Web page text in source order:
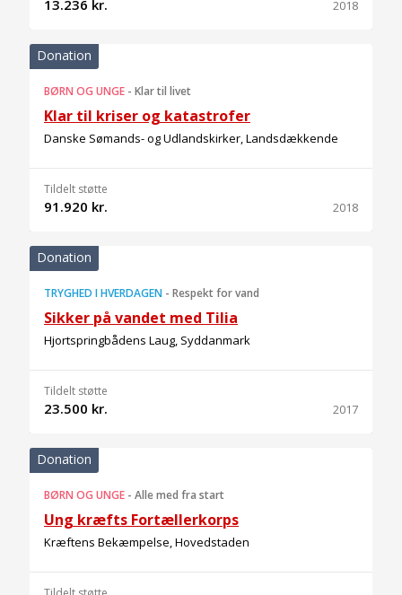
13.236 kr. 2018
Donation
BØRN OG UNGE - Klar til livet
Klar til kriser og katastrofer
Danske Sømands- og Udlandskirker, Landsdækkende
Tildelt støtte
91.920 kr. 2018
Donation
TRYGHED I HVERDAGEN - Respekt for vand
Sikker på vandet med Tilia
Hjortspringbådens Laug, Syddanmark
Tildelt støtte
23.500 kr. 2017
Donation
BØRN OG UNGE - Alle med fra start
Ung kræfts Fortællerkorps
Kræftens Bekæmpelse, Hovedstaden